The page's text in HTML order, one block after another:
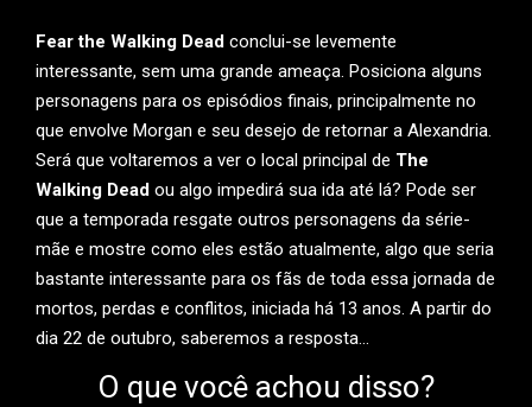
Fear the Walking Dead conclui-se levemente
interessante, sem uma grande ameaça. Posiciona alguns
personagens para os episódios finais, principalmente no
que envolve Morgan e seu desejo de retornar a Alexandria.
Será que voltaremos a ver o local principal de The
Walking Dead ou algo impedirá sua ida até lá? Pode ser
que a temporada resgate outros personagens da série-
mãe e mostre como eles estão atualmente, algo que seria
bastante interessante para os fãs de toda essa jornada de
mortos, perdas e conflitos, iniciada há 13 anos. A partir do
dia 22 de outubro, saberemos a resposta…
O que você achou disso?